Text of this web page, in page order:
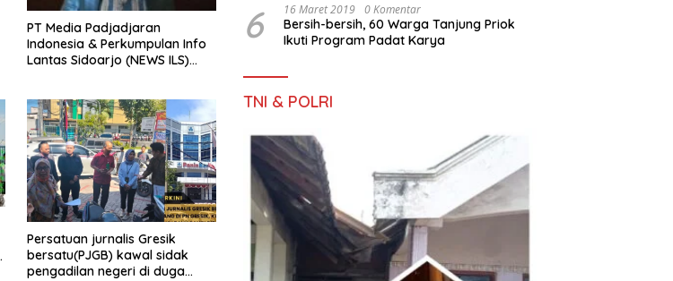
PT Media Padjadjaran
Indonesia & Perkumpulan Info
Lantas Sidoarjo (NEWS ILS)
Persatuan jurnalis Gresik
bersatu(PJGB) kawal sidak
pengadilan negeri di duga
6 16 Maret 2019 0 Komentar
Bersih-bersih, 60 Warga Tanjung Priok
Ikuti Program Padat Karya
TNI & POLRI